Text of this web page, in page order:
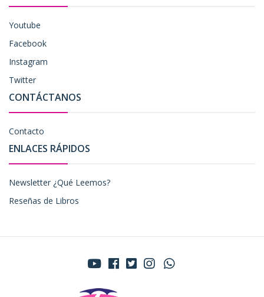
Youtube
Facebook
Instagram
Twitter
CONTÁCTANOS
Contacto
ENLACES RÁPIDOS
Newsletter ¿Qué Leemos?
Reseñas de Libros